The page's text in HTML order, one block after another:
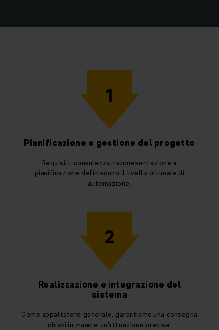
1
Pianificazione e gestione del progetto
Requisiti, consulenza, rappresentazione e
pianificazione definiscono il livello ottimale di
automazione.
2
Realizzazione e integrazione del
sistema
Come appaltatore generale, garantiamo una consegna
chiavi in mano e un'attuazione precisa.